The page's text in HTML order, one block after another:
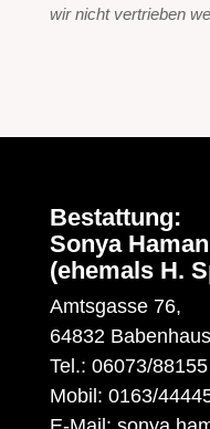
wir nicht vertrieben
Bestattung:
Sonya
(ehemals H.
Amtsgasse 76,
64832
Tel.: 06073/88155
Mobil: 0163/